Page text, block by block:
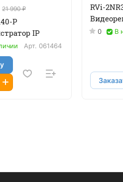
21 990 ₽
P
IP
Арт. 061464
RVi-
0 В